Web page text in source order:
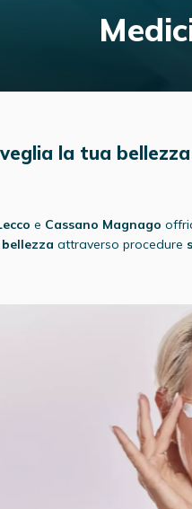
la tua
e Cassano Magnago
attraverso procedure